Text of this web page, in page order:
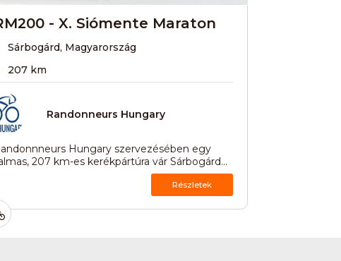
- X. Siómente Maraton
Sárbogárd, Magyarország
207 km
Randonneurs Hungary
Hungary szervezésében egy
207 km-es kerékpártúra vár Sárbogárd...
Részletek